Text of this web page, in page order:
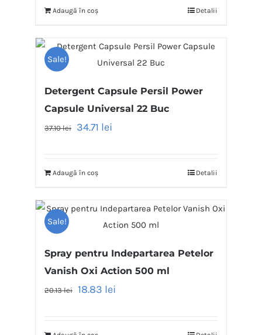
Adaugă în coș Detalii
Sale!
Detergent Capsule Persil Power
Capsule Universal 22 Buc
37.10lei 34.71 lei
Adaugă în coș Detalii
Sale!
Spray pentru Indepartarea Petelor
Vanish Oxi Action 500 ml
20.13lei 18.83 lei